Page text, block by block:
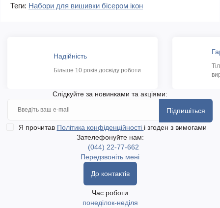
Теги: Набори для вишивки бісером ікон
Надійність
Більше 10 років досвіду роботи
Слідкуйте за новинками та акціями:
Підпишіться
Я прочитав Політика конфіденційності і згоден з вимогами
Зателефонуйте нам:
(044) 22-77-662
Передзвоніть мені
До контактів
Час роботи
понеділок-неділя